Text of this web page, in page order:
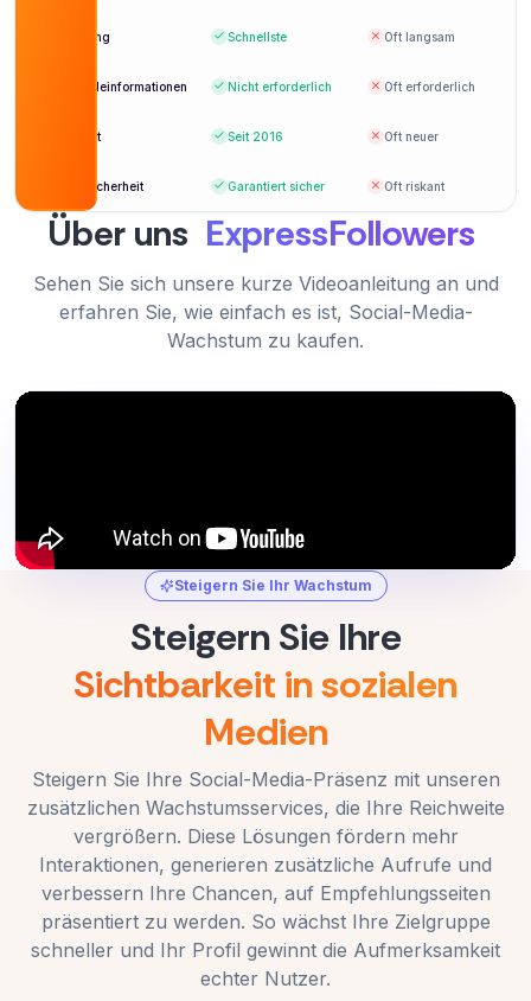
Zuverlässiger, schneller und preiswerter Service.
GM Grace Mitchell
Verifizierter Kunde
Exzellenter Service mit nachweislichen
Ergebnissen. Sehr empfehlenswert.
Verifizierter Kunde
Ideal, um neue YouTube-Kanäle schnell bekannt
Lieferung Schnellste Oft langsam
Anmeldeinformationen Nicht erforderlich Oft erforderlich
Etabliert Seit 2016 Oft neuer
Kontosicherheit Garantiert sicher Oft riskant
Über uns ExpressFollowers
Sehen Sie sich unsere kurze Videoanleitung an und
erfahren Sie, wie einfach es ist, Social-Media-
Wachstum zu kaufen.
Steigern Sie Ihr Wachstum
Steigern Sie Ihre
Sichtbarkeit in sozialen
Medien
Steigern Sie Ihre Social-Media-Präsenz mit unseren
zusätzlichen Wachstumsservices, die Ihre Reichweite
vergrößern. Diese Lösungen fördern mehr
Interaktionen, generieren zusätzliche Aufrufe und
verbessern Ihre Chancen, auf Empfehlungsseiten
präsentiert zu werden. So wächst Ihre Zielgruppe
schneller und Ihr Profil gewinnt die Aufmerksamkeit
echter Nutzer.